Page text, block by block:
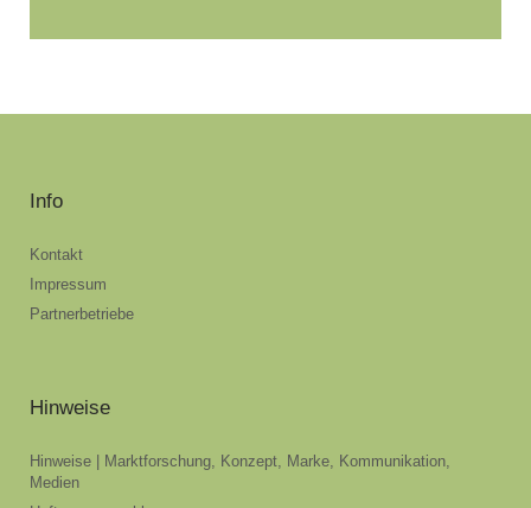
Info
Kontakt
Impressum
Partnerbetriebe
Hinweise
Hinweise | Marktforschung, Konzept, Marke, Kommunikation,
Medien